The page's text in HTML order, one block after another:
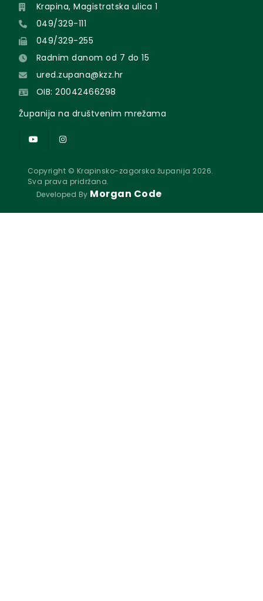
Krapina, Magistratska ulica 1
049/329-111
049/329-255
Radnim danom od 7 do 15
ured.zupana@kzz.hr
OIB: 20042466298
Županija na društvenim mrežama
Copyright © Krapinsko-zagorska županija 2026.
Sva prava pridržana.
Developed By Morgan Code